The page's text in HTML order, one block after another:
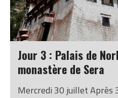
parler mais qui a l’air
voyageons sur China
confortables et y’a de la
mais la nourriture laisse
Jour 3 : Palais de
monastère de Sera
Mercredi 30 juillet Après